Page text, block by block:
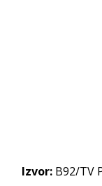
Izvor: B92/TV